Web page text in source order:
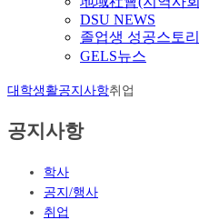
DSU NEWS
졸업생 성공스토리
GELS뉴스
대학생활공지사항취업
공지사항
학사
공지/행사
취업